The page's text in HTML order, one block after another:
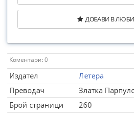
ДОБАВИ В
Коментари: 0
Издател
Летера
Преводач
Златка
Брой страници
260